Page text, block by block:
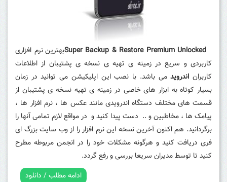
Super Backup & Restore Premium Unlockedبهتریننرم افزاری
کاربردی و سریع در زمینه ی تهیه ی نسخه ی پشتیبان از اطلاعات
کاربران اندرویدمی باشد. با نصب این اپلیکیشن می توانید در زمان
بسیار کوتاه به ابزار های خاصی در زمینه ی تهیه نسخه ی پشتیبان از
قسمت های مختلف دستگاه اندرویدی مانند عکس ها ، نرم افزار ها ،
پیامک ها ، مخاطبین و .. دست پیدا کنید و در مواقع لازم تمامی آنها را
برگردانید. هم اکنون آخرین نسخه این نرم افزار را از وب سایت بزرگ ای
فری دریافت کنید و هرگونه مشکلات خود را در انجمن مربوطه مطرح
کنید تا توسط مدیران سریعا بررسی و رفع گردد.
ادامه مطلب / دانلود